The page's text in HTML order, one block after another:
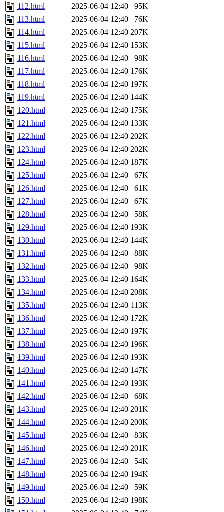
112.html
2025-06-04 12:40
95K
113.html
2025-06-04 12:40
76K
114.html
2025-06-04 12:40 207K
115.html
2025-06-04 12:40 153K
116.html
2025-06-04 12:40
98K
117.html
2025-06-04 12:40 176K
118.html
2025-06-04 12:40 197K
119.html
2025-06-04 12:40 144K
120.html
2025-06-04 12:40 175K
121.html
2025-06-04 12:40 133K
122.html
2025-06-04 12:40 202K
123.html
2025-06-04 12:40 202K
124.html
2025-06-04 12:40 187K
125.html
2025-06-04 12:40
67K
126.html
2025-06-04 12:40
61K
127.html
2025-06-04 12:40
67K
128.html
2025-06-04 12:40
58K
129.html
2025-06-04 12:40 193K
130.html
2025-06-04 12:40 144K
131.html
2025-06-04 12:40
88K
132.html
2025-06-04 12:40
98K
133.html
2025-06-04 12:40 164K
134.html
2025-06-04 12:40 208K
135.html
2025-06-04 12:40 113K
136.html
2025-06-04 12:40 172K
137.html
2025-06-04 12:40 197K
138.html
2025-06-04 12:40 196K
139.html
2025-06-04 12:40 193K
140.html
2025-06-04 12:40 147K
141.html
2025-06-04 12:40 193K
142.html
2025-06-04 12:40
68K
143.html
2025-06-04 12:40 201K
144.html
2025-06-04 12:40 200K
145.html
2025-06-04 12:40
83K
146.html
2025-06-04 12:40 201K
147.html
2025-06-04 12:40
54K
148.html
2025-06-04 12:40 194K
149.html
2025-06-04 12:40
59K
150.html
2025-06-04 12:40 198K